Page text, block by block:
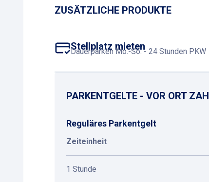
ZUSÄTZLICHE PRODUKTE
Stellplatz mieten
Dauerparken Mo.-So. - 24 Stunden PKW
PARKENTGELTE - VOR ORT
Reguläres Parkentgelt
Zeiteinheit
1 Stunde